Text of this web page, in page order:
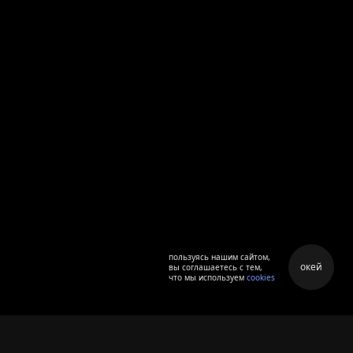
пользуясь нашим сайтом,
вы соглашаетесь с тем,
что мы используем cookies
окей